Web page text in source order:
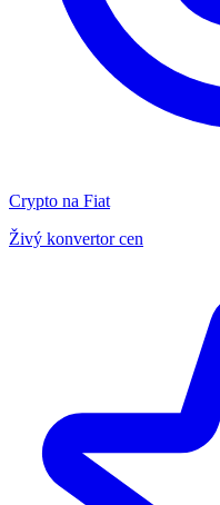
Crypto na Fiat
Živý konvertor cen